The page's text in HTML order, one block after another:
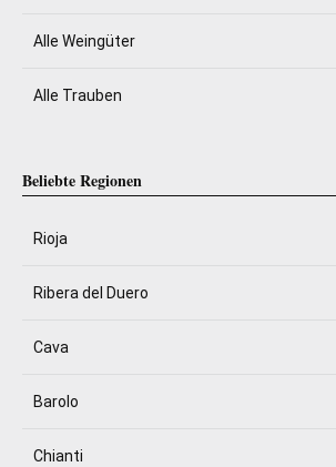
Alle Weingüter
Alle Trauben
Beliebte Regionen
Rioja
Ribera del Duero
Cava
Barolo
Chianti